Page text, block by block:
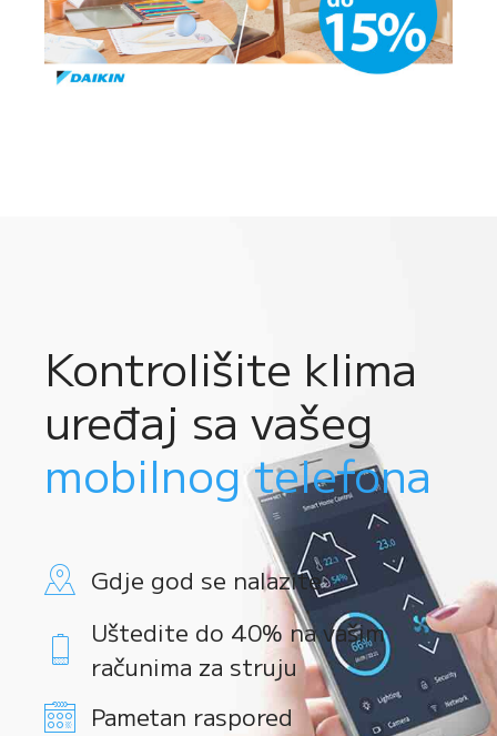
Kontrolišite klima
uređaj sa vašeg
mobilnog telefona
Gdje god se nalazite
Uštedite do 40% na vašim
računima za struju
Pametan raspored